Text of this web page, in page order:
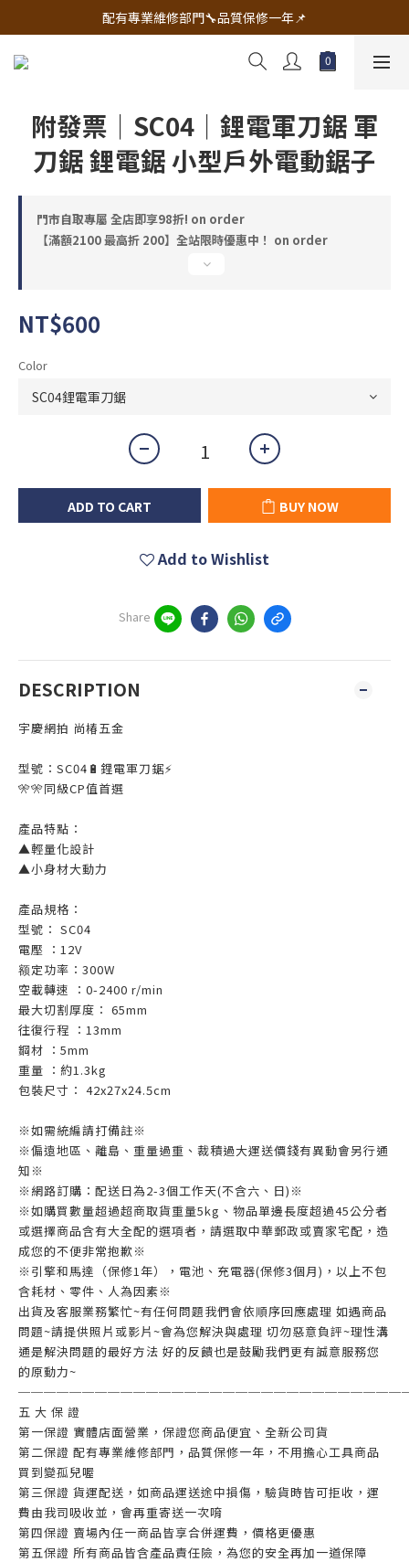
🔧電動工具&五金唯一首選 宇慶五金網拍🔧
配有專業維修部門🔧品質保修一年📌
🔧電動工具&五金唯一首選 宇慶五金網拍🔧
附發票｜SC04｜鋰電軍刀鋸 軍
刀鋸 鋰電鋸 小型戶外電動鋸子
門市自取專屬 全店即享98折! on order
【滿額2100 最高折 200】全站限時優惠中！ on order
NT$600
Color
ADD TO CART BUY NOW
Add to Wishlist
Share
DESCRIPTION
宇慶網拍 尚椿五金
型號：SC04🔋鋰電軍刀鋸⚡
🎌🎌同級CP值首選
產品特點：
▲輕量化設計
▲小身材大動力
產品規格：
型號： SC04
電壓 ：12V
额定功率：300W
空載轉速 ：0-2400 r/min
最大切割厚度： 65mm
往復行程 ：13mm
鋼材 ：5mm
重量 ：約1.3kg
包裝尺寸： 42x27x24.5cm
※如需統編請打備註※
※偏遠地區、離島、重量過重、裁積過大運送價錢有異動會另行通
知※
※網路訂購：配送日為2-3個工作天(不含六、日)※
※如購買數量超過超商取貨重量5kg、物品單邊長度超過45公分者
或選擇商品含有大全配的選項者，請選取中華郵政或賣家宅配，造
成您的不便非常抱歉※
※引擎和馬達（保修1年），電池、充電器(保修3個月)，以上不包
含耗材、零件、人為因素※
出貨及客服業務繁忙~有任何問題我們會依順序回應處理 如遇商品
問題~請提供照片或影片~會為您解決與處理 切勿惡意負評~理性溝
通是解決問題的最好方法 好的反饋也是鼓勵我們更有誠意服務您
的原動力~
五 大 保 證
第一保證 實體店面營業，保證您商品便宜、全新公司貨
第二保證 配有專業維修部門，品質保修一年，不用擔心工具商品
買到變孤兒喔
第三保證 貨運配送，如商品運送途中損傷，驗貨時皆可拒收，運
費由我司吸收並，會再重寄送一次唷
第四保證 賣場內任一商品皆享合併運費，價格更優惠
第五保證 所有商品皆含產品責任險，為您的安全再加一道保障